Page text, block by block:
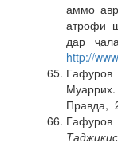
аммо
атрофи
дар
http://
Правда,